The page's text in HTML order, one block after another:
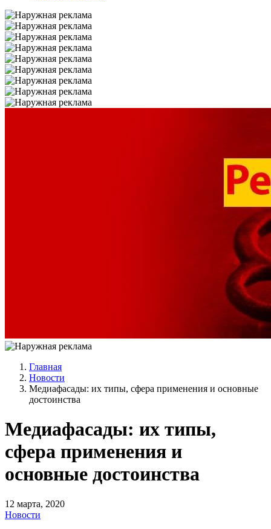
Главная
Новости
Медиафасады: их типы, сфера применения и основные
достоинства
Медиафасады: их типы,
сфера применения и
основные достоинства
12 марта, 2020
Новости